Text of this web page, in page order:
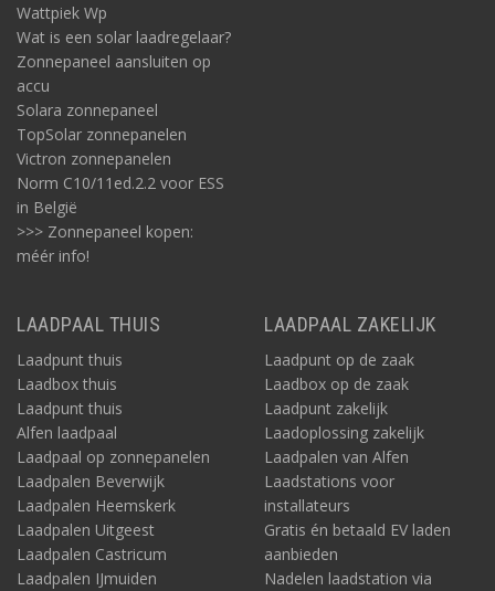
Wattpiek Wp
Wat is een solar laadregelaar?
Zonnepaneel aansluiten op
accu
Solara zonnepaneel
TopSolar zonnepanelen
Victron zonnepanelen
Norm C10/11ed.2.2 voor ESS
in België
>>> Zonnepaneel kopen:
méér info!
LAADPAAL THUIS
Laadpunt thuis
Laadbox thuis
Laadpunt thuis
Alfen laadpaal
Laadpaal op zonnepanelen
Laadpalen Beverwijk
Laadpalen Heemskerk
Laadpalen Uitgeest
Laadpalen Castricum
Laadpalen IJmuiden
LAADPAAL ZAKELIJK
Laadpunt op de zaak
Laadbox op de zaak
Laadpunt zakelijk
Laadoplossing zakelijk
Laadpalen van Alfen
Laadstations voor
installateurs
Gratis én betaald EV laden
aanbieden
Nadelen laadstation via